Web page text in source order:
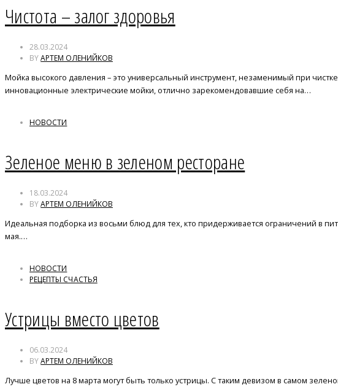
Чистота – залог здоровья
28.03.2024
BYАРТЕМ ОЛЕНИЙКОВ
Мойка высокого давления – это универсальный инструмент, незаменимый при
инновационные электрические мойки, отлично зарекомендовавшие себя на…
НОВОСТИ
Зеленое меню в зеленом ресторане
18.03.2024
BYАРТЕМ ОЛЕНИЙКОВ
Идеальная подборка из восьми блюд для тех, кто придерживается ограничений в
мая.…
НОВОСТИ
РЕЦЕПТЫ СЧАСТЬЯ
Устрицы вместо цветов
06.03.2024
BYАРТЕМ ОЛЕНИЙКОВ
Лучше цветов на 8 марта могут быть только устрицы. С таким девизом в самом